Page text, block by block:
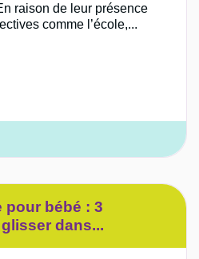
raison de leur présence
comme l’école,...
pour bébé : 3
dans...